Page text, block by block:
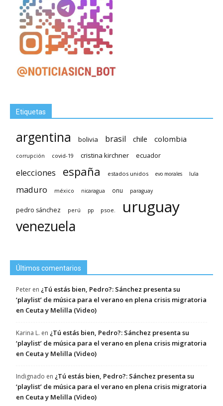
Etiquetas
argentina bolivia brasil chile colombia
corrupción covid-19 cristina kirchner ecuador
elecciones españa estados unidos evo morales lula
maduro méxico nicaragua onu paraguay
pedro sánchez perú pp psoe. uruguay
venezuela
Últimos comentarios
Peter en ¿Tú estás bien, Pedro?: Sánchez presenta su
‘playlist’ de música para el verano en plena crisis migratoria
en Ceuta y Melilla (Video)
Karina L. en ¿Tú estás bien, Pedro?: Sánchez presenta su
‘playlist’ de música para el verano en plena crisis migratoria
en Ceuta y Melilla (Video)
Indignado en ¿Tú estás bien, Pedro?: Sánchez presenta su
‘playlist’ de música para el verano en plena crisis migratoria
en Ceuta y Melilla (Video)